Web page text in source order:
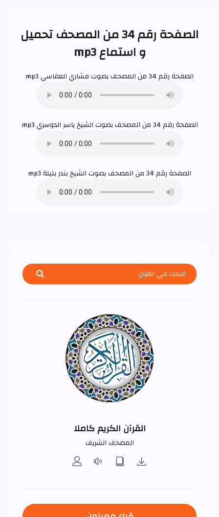
الصفحة رقم 34 من المصحف تحميل
و استماع mp3
الصفحة رقم 34 من المصحف بصوت مشاري العفاسي
الصفحة رقم 34 من المصحف بصوت الشيخ ياسر الدوسريmp3
الصفحة رقم 34 من المصحف بصوت الشيخ بندر بليلة
القرآن الكريم كاملا
المصحف الشريف